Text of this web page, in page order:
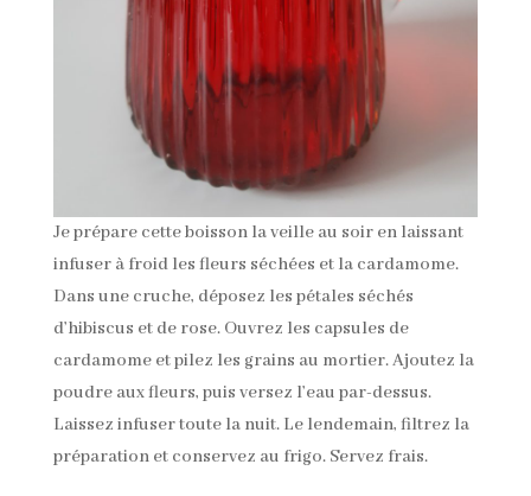
Je prépare cette boisson la veille au soir en laissant
infuser à froid les fleurs séchées et la cardamome.
Dans une cruche, déposez les pétales séchés
d’hibiscus et de rose. Ouvrez les capsules de
cardamome et pilez les grains au mortier. Ajoutez la
poudre aux fleurs, puis versez l’eau par-dessus.
Laissez infuser toute la nuit. Le lendemain, filtrez la
préparation et conservez au frigo. Servez frais.